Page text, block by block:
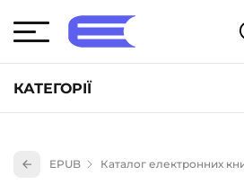
КАТЕГОРІЇ
Книги для дітей (835)
EPUB Каталог електронних